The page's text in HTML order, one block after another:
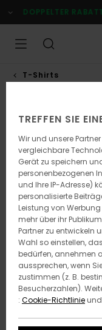
zur
Produktinformation
DOPPELTER
T-Shirts
TREFFEN SIE
Wir und unsere
vergleichbare
Gerät zu speichern
personenbezogenen
und Ihre IP-Adresse)
personalisierte
Leistung von
mehr über ihr
Partner zu entwickeln
Wahl so einstellen,
bedürfen, annehmen
aussprechen, wenn
zustimmen (z. B.
Besucherzahlen).
: Cookie-Richtlinieund